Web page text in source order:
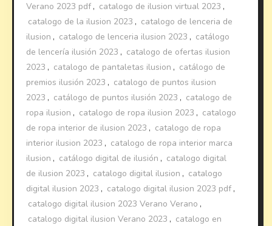
Verano 2023 pdf , catalogo de ilusion virtual 2023 ,
catalogo de la ilusion 2023 , catalogo de lenceria de
ilusion , catalogo de lenceria ilusion 2023 , catálogo
de lencería ilusión 2023 , catalogo de ofertas ilusion
2023 , catalogo de pantaletas ilusion , catálogo de
premios ilusión 2023 , catalogo de puntos ilusion
2023 , catálogo de puntos ilusión 2023 , catalogo de
ropa ilusion , catalogo de ropa ilusion 2023 , catalogo
de ropa interior de ilusion 2023 , catalogo de ropa
interior ilusion 2023 , catalogo de ropa interior marca
ilusion , catálogo digital de ilusión , catalogo digital
de ilusion 2023 , catalogo digital ilusion , catalogo
digital ilusion 2023 , catalogo digital ilusion 2023 pdf ,
catalogo digital ilusion 2023 Verano Verano ,
catalogo digital ilusion Verano 2023 , catalogo en